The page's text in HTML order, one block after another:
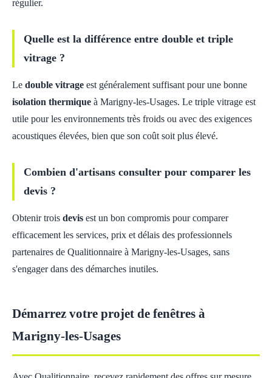
régulier.
Quelle est la différence entre double et triple
vitrage ?
Le double vitrage est généralement suffisant pour une bonne
isolation thermique à Marigny-les-Usages. Le triple vitrage est
utile pour les environnements très froids ou avec des exigences
acoustiques élevées, bien que son coût soit plus élevé.
Combien d'artisans consulter pour comparer les
devis ?
Obtenir trois devis est un bon compromis pour comparer
efficacement les services, prix et délais des professionnels
partenaires de Qualitionnaire à Marigny-les-Usages, sans
s'engager dans des démarches inutiles.
Démarrez votre projet de fenêtres à
Marigny-les-Usages